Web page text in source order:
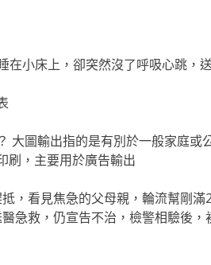
在小床上，卻突然沒了呼吸心跳，
大圖輸出指的是有別於一般家庭或
刷，主要用於廣告輸出
，看見焦急的父母親，輪流幫剛
急救，仍宣告不治，檢警相驗後